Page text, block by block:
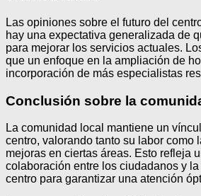
Las opiniones sobre el futuro del
hay una expectativa generalizada de
para mejorar los servicios actuales.
que un enfoque en la ampliación de
incorporación de más especialistas
Conclusión sobre la
La comunidad local mantiene un
centro, valorando tanto su labor como
mejoras en ciertas áreas. Esto refleja
colaboración entre los ciudadanos y
centro para garantizar una atención